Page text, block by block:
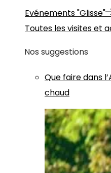
Evénements "Glisse"
Toutes les visites et
Nos suggestions
Que faire dans
chaud